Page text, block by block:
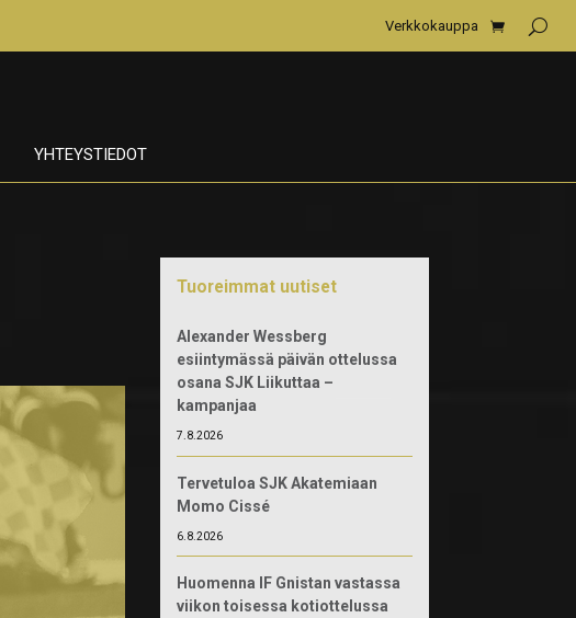
Verkkokauppa
YHTEYSTIEDOT
Tuoreimmat uutiset
Alexander Wessberg
esiintymässä päivän ottelussa
osana SJK Liikuttaa –
kampanjaa
7.8.2026
Tervetuloa SJK Akatemiaan
Momo Cissé
6.8.2026
Huomenna IF Gnistan vastassa
viikon toisessa kotiottelussa